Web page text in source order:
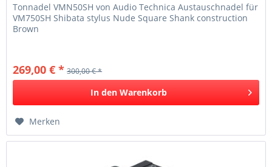
Tonnadel VMN50SH von Audio Technica Austauschnadel für
VM750SH Shibata stylus Nude Square Shank construction
Brown
269,00 € * 300,00 € *
In den Warenkorb
Merken